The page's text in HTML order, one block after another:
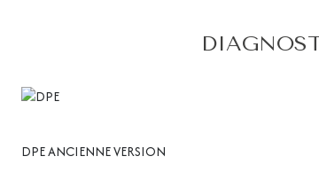
DPE ANCIENNE VERSION